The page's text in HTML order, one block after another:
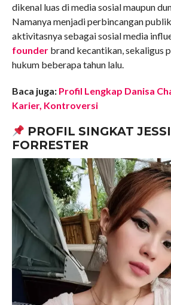
dikenal luas di media sosial maupun
Namanya menjadi perbincangan
aktivitasnya sebagai sosial media
founder brand kecantikan, sekaligus
hukum beberapa tahun lalu.
Baca juga: Profil Lengkap Danisa
Karier, Kontroversi
PROFIL SINGKAT
FORRESTER